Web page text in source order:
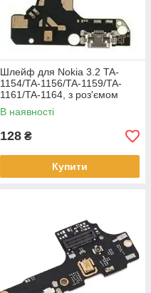
Шлейф для Nokia 3.2 TA-
1154/TA-1156/TA-1159/TA-
1161/TA-1164, з роз'ємом
зарядки, з мікрофоном,
плата зарядки
В наявності
128 ₴
Купити